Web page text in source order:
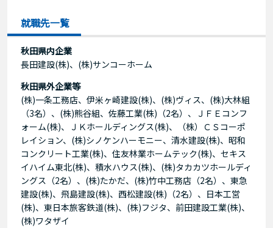
就職先一覧
秋田県内企業
長田建設(株)、(株)サンコーホーム
秋田県外企業等
(株)一条工務店、伊米ヶ崎建設(株)、(株)ヴィス、(株)大林組
（3名）、(株)熊谷組、佐藤工業(株)（2名）、ＪＦＥコンフ
ォーム(株)、ＪＫホールディングス(株)、（株）ＣＳコーポ
レイション、(株)シノケンハーモニー、清水建設(株)、昭和
コンクリート工業(株)、住友林業ホームテック(株)、セキス
イハイム東北(株)、積水ハウス(株)、(株)タカカツホールディ
ングス（2名）、(株)たかだ、(株)竹中工務店（2名）、東急
建設(株)、飛島建設(株)、西松建設(株)（2名）、日本工営
(株)、東日本旅客鉄道(株)、(株)フジタ、前田建設工業(株)、
(株)ワタザイ